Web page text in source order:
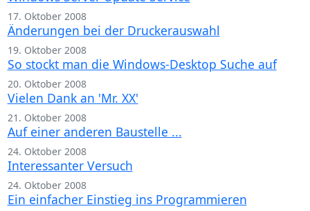
17. Oktober 2008
Änderungen bei der Druckerauswahl
19. Oktober 2008
So stockt man die Windows-Desktop Suche auf
20. Oktober 2008
Vielen Dank an 'Mr. XX'
21. Oktober 2008
Auf einer anderen Baustelle ...
24. Oktober 2008
Interessanter Versuch
24. Oktober 2008
Ein einfacher Einstieg ins Programmieren